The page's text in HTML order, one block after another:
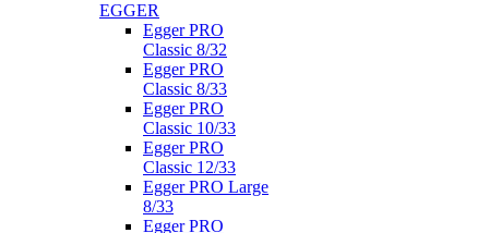
EGGER
Egger PRO
Classic 8/32
Egger PRO
Classic 8/33
Egger PRO
Classic 10/33
Egger PRO
Classic 12/33
Egger PRO Large
8/33
Egger PRO